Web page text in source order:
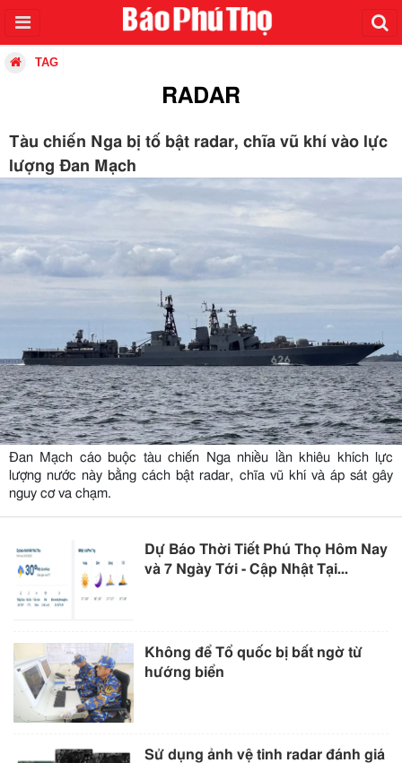
TAG
RADAR
Tàu chiến Nga bị tố bật radar, chĩa vũ khí vào lực
lượng Đan Mạch
Đan Mạch cáo buộc tàu chiến Nga nhiều lần khiêu khích lực
lượng nước này bằng cách bật radar, chĩa vũ khí và áp sát gây
nguy cơ va chạm.
Dự Báo Thời Tiết Phú Thọ Hôm Nay
và 7 Ngày Tới - Cập Nhật Tại...
Không để Tổ quốc bị bất ngờ từ
hướng biển
Sử dụng ảnh vệ tinh radar đánh giá